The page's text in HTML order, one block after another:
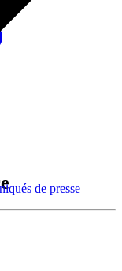
de presse